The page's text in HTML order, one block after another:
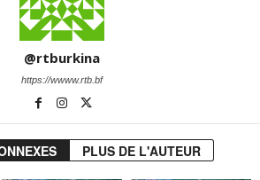
@rtburkina
https://wwww.rtb.bf
PLUS DE L'AUTEUR